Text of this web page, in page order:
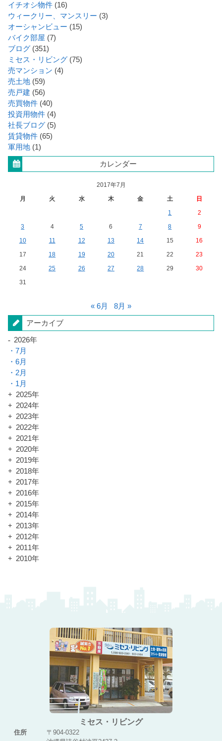
イチオシ物件 (16)
ウィークリー、マンスリー (3)
オーシャンビュー (15)
バイク部屋 (7)
ブログ (351)
ミセス・リビング (75)
売マンション (4)
売土地 (59)
売戸建 (56)
売買物件 (40)
投資用物件 (4)
社長ブログ (5)
賃貸物件 (65)
軍用地 (1)
カレンダー
2017年7月
月
火 水 木 金 土
日
1
2
3
4 5 6 7 8
9
10
11 12 13 14 15
16
17
18 19 20 21 22
23
24
25 26 27 28 29
30
31
« 6月 8月 »
アーカイブ
2026年
7月
6月
2月
1月
2025年
2024年
2023年
2022年
2021年
2020年
2019年
2018年
2017年
2016年
2015年
2014年
2013年
2012年
2011年
2010年
ミセス・リビング
住所
〒904-0322